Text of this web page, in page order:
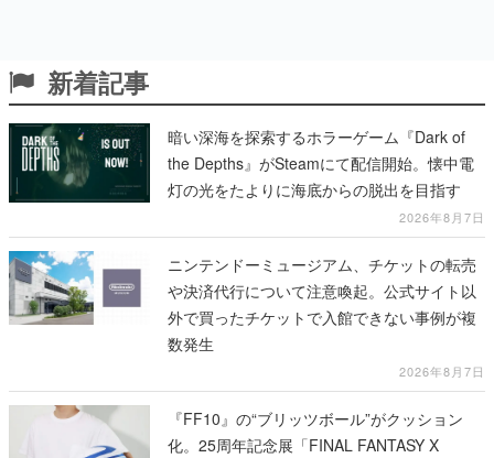
新着記事
暗い深海を探索するホラーゲーム『Dark of
the Depths』がSteamにて配信開始。懐中電
灯の光をたよりに海底からの脱出を目指す
2026年8月7日
ニンテンドーミュージアム、チケットの転売
や決済代行について注意喚起。公式サイト以
外で買ったチケットで入館できない事例が複
数発生
2026年8月7日
『FF10』の“ブリッツボール”がクッション
化。25周年記念展「FINAL FANTASY X